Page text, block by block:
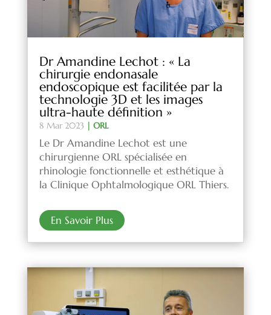
Dr Amandine Lechot : « La
chirurgie endonasale
endoscopique est facilitée par la
technologie 3D et les images
ultra-haute définition »
8 Mar 2023 | ORL
Le Dr Amandine Lechot est une
chirurgienne ORL spécialisée en
rhinologie fonctionnelle et esthétique à
la Clinique Ophtalmologique ORL Thiers.
En Savoir Plus